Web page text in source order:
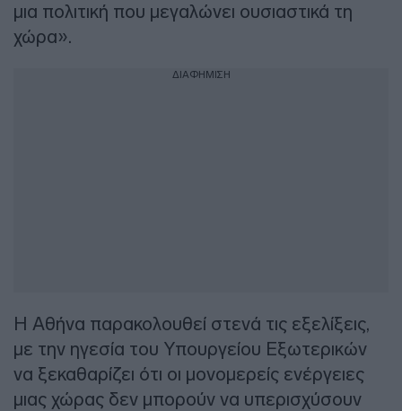
μια πολιτική που μεγαλώνει ουσιαστικά τη
χώρα».
ΔΙΑΦΗΜΙΣΗ
Η Αθήνα παρακολουθεί στενά τις εξελίξεις,
με την ηγεσία του Υπουργείου Εξωτερικών
να ξεκαθαρίζει ότι οι μονομερείς ενέργειες
μιας χώρας δεν μπορούν να υπερισχύσουν